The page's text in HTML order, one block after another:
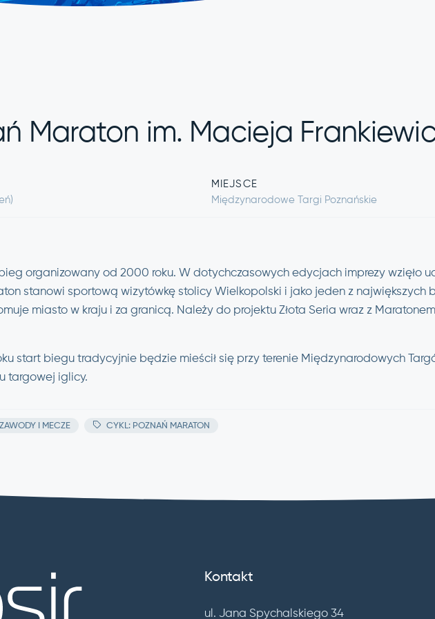
Maraton im. Macieja
MIEJSCE
Międzynarodowe Targi Poznańskie
organizowany od 2000 roku. W dotychczasowych edycjach imprezy wzięło
stanowi sportową wizytówkę stolicy Wielkopolski i jako jeden z największych
miasto w kraju i za granicą. Należy do projektu Złota Seria wraz z
start biegu tradycyjnie będzie mieścił się przy terenie Międzynarodowych
targowej iglicy.
I MECZE CYKL: POZNAŃ MARATON
Kontakt
ul. Jana Spychalskiego 34